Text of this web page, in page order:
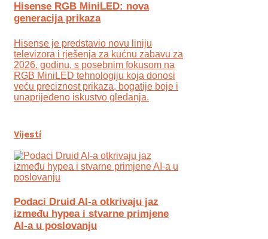
Hisense RGB MiniLED: nova
generacija prikaza
Hisense je predstavio novu liniju
televizora i rješenja za kućnu zabavu za
2026. godinu, s posebnim fokusom na
RGB MiniLED tehnologiju koja donosi
veću preciznost prikaza, bogatije boje i
unaprijeđeno iskustvo gledanja.
Vijesti
Podaci Druid AI-a otkrivaju jaz
između hypea i stvarne primjene
AI-a u poslovanju